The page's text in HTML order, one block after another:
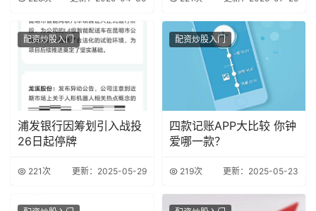
配资炒股入门
浦发银行因筹划引入战投
26日起停牌
221次 更新：2025-05-29
配资炒股入门
四款记账APP大比较 你钟
爱哪一款？
219次 更新：2025-05-23